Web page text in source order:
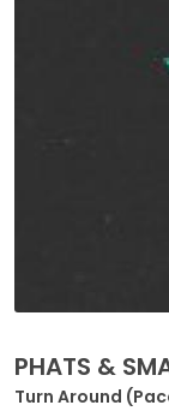
PHATS &
Turn Around